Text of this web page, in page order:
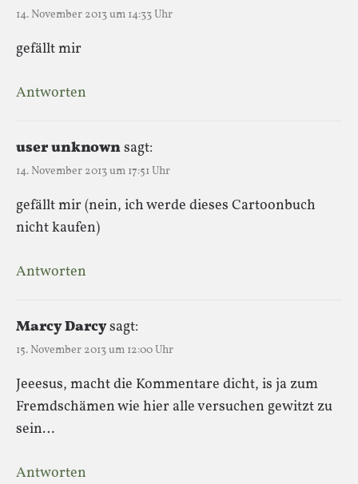
14. November 2013 um 14:33 Uhr
gefällt mir
Antworten
user unknownsagt:
14. November 2013 um 17:51 Uhr
gefällt mir (nein, ich werde dieses Cartoonbuch
nicht kaufen)
Antworten
Marcy Darcysagt:
15. November 2013 um 12:00 Uhr
Jeeesus, macht die Kommentare dicht, is ja zum
Fremdschämen wie hier alle versuchen gewitzt zu
sein…
Antworten